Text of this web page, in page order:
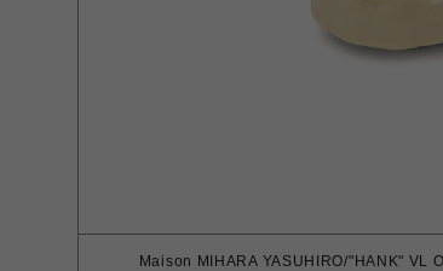
Maison MIHARA YASUHIRO/"HANK"